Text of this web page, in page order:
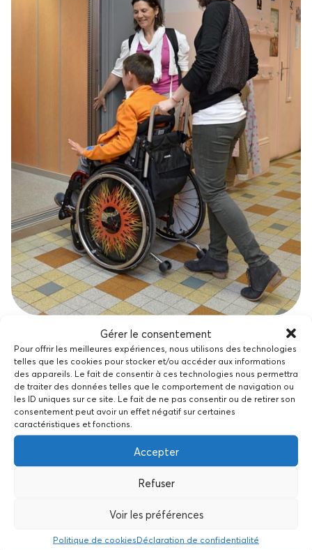
Gérer le consentement
Pour offrir les meilleures expériences, nous utilisons des technologies
telles que les cookies pour stocker et/ou accéder aux informations
des appareils. Le fait de consentir à ces technologies nous permettra
de traiter des données telles que le comportement de navigation ou
les ID uniques sur ce site. Le fait de ne pas consentir ou de retirer son
consentement peut avoir un effet négatif sur certaines
caractéristiques et fonctions.
Accepter
Refuser
Voir les préférences
Politique de cookiesDéclaration de confidentialité
Aidez-nous à améliorer la
qualité de vie des
personnes en situation de
handicap !
Nous avons besoin de vous pour améliorer au
mieux les conditions de vie de des résidents et